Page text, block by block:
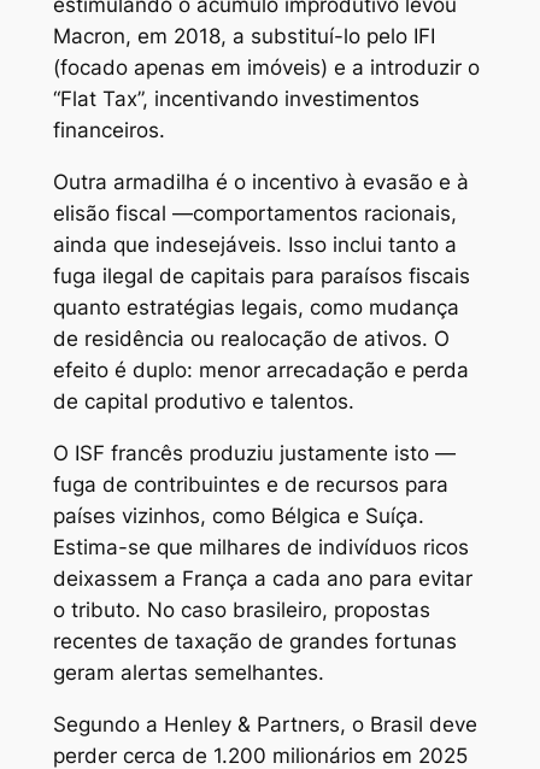
estimulando o acúmulo improdutivo levou
Macron, em 2018, a substituí-lo pelo IFI
(focado apenas em imóveis) e a introduzir o
“Flat Tax”, incentivando investimentos
financeiros.
Outra armadilha é o incentivo à evasão e à
elisão fiscal —comportamentos racionais,
ainda que indesejáveis. Isso inclui tanto a
fuga ilegal de capitais para paraísos fiscais
quanto estratégias legais, como mudança
de residência ou realocação de ativos. O
efeito é duplo: menor arrecadação e perda
de capital produtivo e talentos.
O ISF francês produziu justamente isto —
fuga de contribuintes e de recursos para
países vizinhos, como Bélgica e Suíça.
Estima-se que milhares de indivíduos ricos
deixassem a França a cada ano para evitar
o tributo. No caso brasileiro, propostas
recentes de taxação de grandes fortunas
geram alertas semelhantes.
Segundo a Henley & Partners, o Brasil deve
perder cerca de 1.200 milionários em 2025